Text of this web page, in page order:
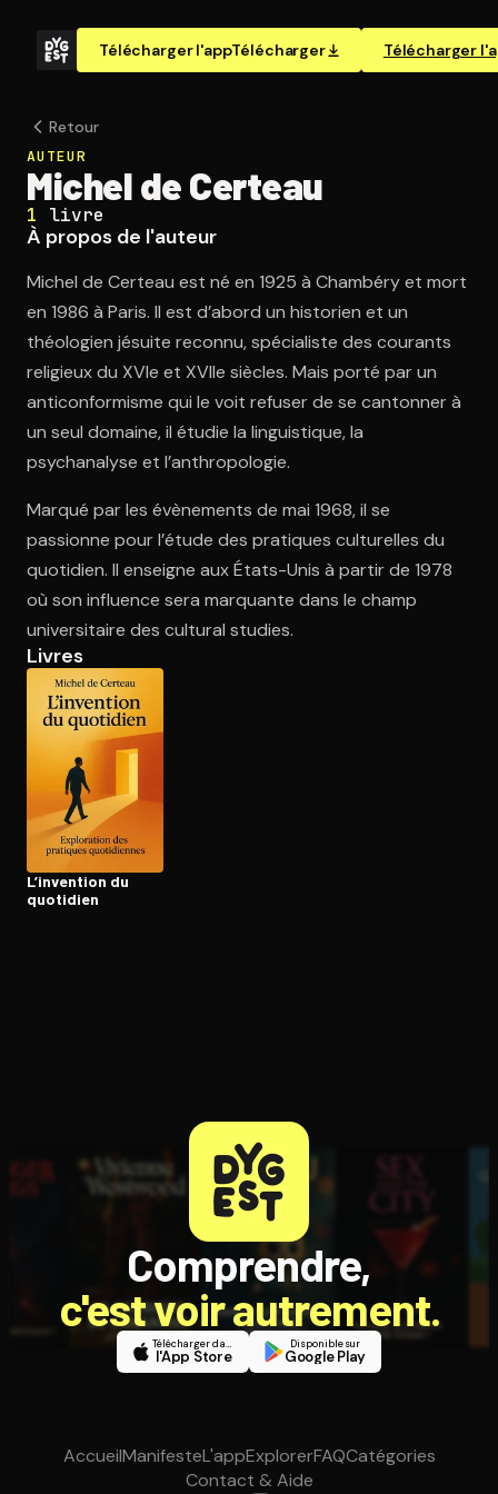
Télécharger l'appTélécharger Télécharger
Ouvre l'app Appareil photo, pointe sur le code. C'est gratuit à
Retour
AUTEUR
Michel de Certeau
1 livre
À propos de l'auteur
Michel de Certeau est né en 1925 à Chambéry et mort
en 1986 à Paris. Il est d’abord un historien et un
théologien jésuite reconnu, spécialiste des courants
religieux du XVIe et XVIIe siècles. Mais porté par un
anticonformisme qui le voit refuser de se cantonner à
un seul domaine, il étudie la linguistique, la
psychanalyse et l’anthropologie.
Marqué par les évènements de mai 1968, il se
passionne pour l’étude des pratiques culturelles du
quotidien. Il enseigne aux États-Unis à partir de 1978
où son influence sera marquante dans le champ
universitaire des cultural studies.
Livres
L’invention du
quotidien
Comprendre,
c'est voir autrement.
Télécharger dans
l'App Store
Disponible sur
Google Play
AccueilManifesteL'appExplorerFAQCatégories
Contact & Aide